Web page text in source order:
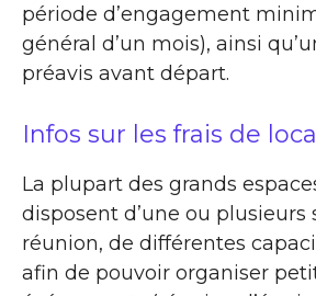
période d’engagement
général d’un mois), ainsi
préavis avant départ.
Infos sur les frais de
La plupart des grands
disposent d’une ou plusieurs
réunion, de différentes
afin de pouvoir organiser